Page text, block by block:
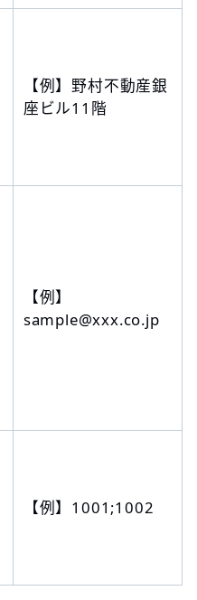
【例】野村不動産銀
座ビル11階
【例】
sample@xxx.co.jp
【例】1001;1002